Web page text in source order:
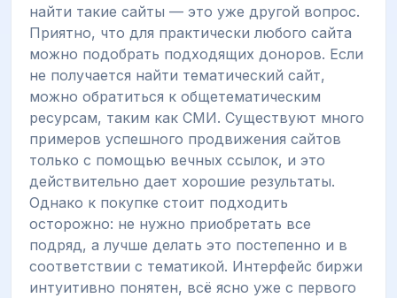
найти такие сайты — это уже другой вопрос.
Приятно, что для практически любого сайта
можно подобрать подходящих доноров. Если
не получается найти тематический сайт,
можно обратиться к общетематическим
ресурсам, таким как СМИ. Существуют много
примеров успешного продвижения сайтов
только с помощью вечных ссылок, и это
действительно дает хорошие результаты.
Однако к покупке стоит подходить
осторожно: не нужно приобретать все
подряд, а лучше делать это постепенно и в
соответствии с тематикой. Интерфейс биржи
интуитивно понятен, всё ясно уже с первого